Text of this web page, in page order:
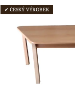
✔ ČESKÝ VÝROBEK